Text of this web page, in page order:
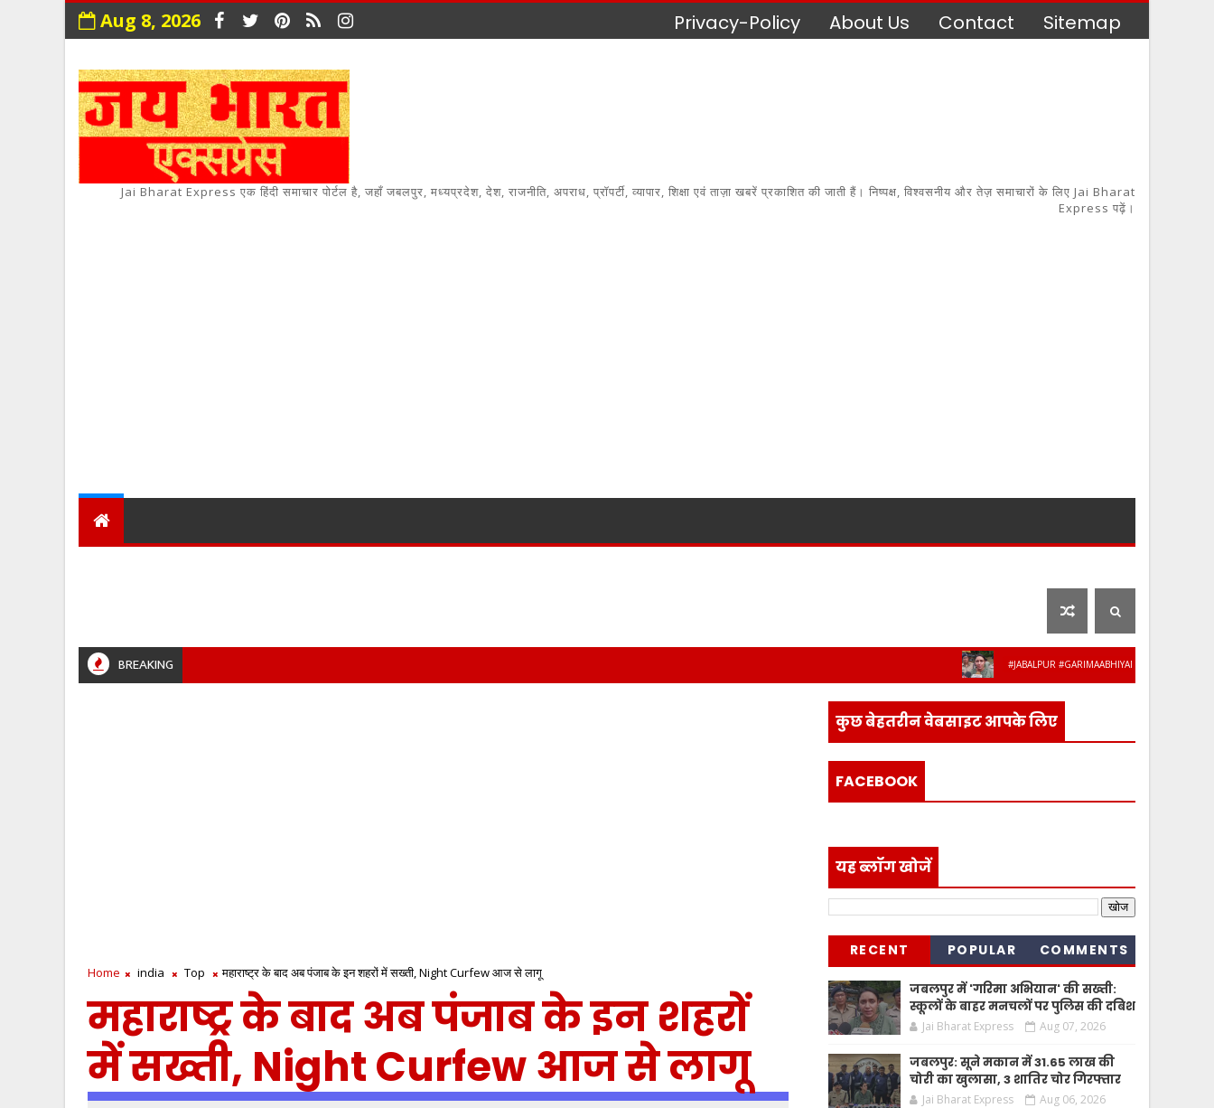
Aug 8, 2026 Privacy-Policy About Us Contact Sitemap
Jai Bharat Express एक हिंदी समाचार पोर्टल है, जहाँ जबलपुर, मध्यप्रदेश, देश, राजनीति, अपराध, प्रॉपर्टी, व्यापार, शिक्षा एवं ताज़ा खबरें प्रकाशित की जाती हैं। निष्पक्ष, विश्वसनीय और तेज़ समाचारों के लिए Jai Bharat
Express पढ़ें।
BREAKING #JABALPUR #GARIMAABHIYAN #MPPOLICE
Home india Top महाराष्ट्र के बाद अब पंजाब के इन शहरों में सख्ती, Night Curfew आज से लागू
महाराष्ट्र के बाद अब पंजाब के इन शहरों
में सख्ती, Night Curfew आज से लागू
कुछ बेहतरीन वेबसाइट आपके लिए
FACEBOOK
यह ब्लॉग खोजें
RECENT POPULAR COMMENTS
जबलपुर में 'गरिमा अभियान' की सख्ती:
स्कूलों के बाहर मनचलों पर पुलिस की दबिश
Jai Bharat Express Aug 07, 2026
जबलपुर: सूने मकान में 31.65 लाख की
चोरी का खुलासा, 3 शातिर चोर गिरफ्तार
Jai Bharat Express Aug 06, 2026